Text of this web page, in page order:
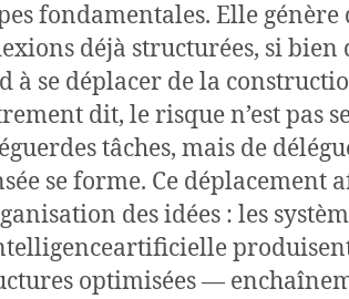
fondamentales. Elle génère
déjà structurées, si bien
à se déplacer de la
dit, le risque n’est pas
tâches, mais de
se forme. Ce déplacement
des idées : les
optimisées —